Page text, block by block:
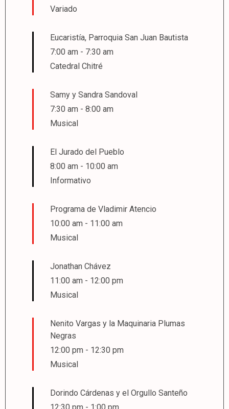
Variado
Eucaristía, Parroquia San Juan Bautista
7:00 am - 7:30 am
Catedral Chitré
Samy y Sandra Sandoval
7:30 am - 8:00 am
Musical
El Jurado del Pueblo
8:00 am - 10:00 am
Informativo
Programa de Vladimir Atencio
10:00 am - 11:00 am
Musical
Jonathan Chávez
11:00 am - 12:00 pm
Musical
Nenito Vargas y la Maquinaria Plumas
Negras
12:00 pm - 12:30 pm
Musical
Dorindo Cárdenas y el Orgullo Santeño